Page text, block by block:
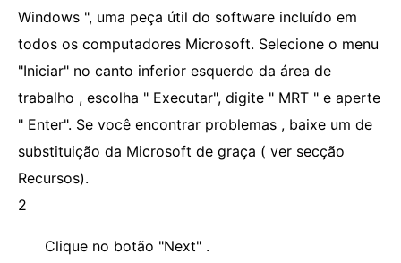
Windows ", uma peça útil do software incluído em
todos os computadores Microsoft. Selecione o menu
"Iniciar" no canto inferior esquerdo da área de
trabalho , escolha " Executar", digite " MRT " e aperte
" Enter". Se você encontrar problemas , baixe um de
substituição da Microsoft de graça ( ver secção
Recursos).
2
Clique no botão "Next" .